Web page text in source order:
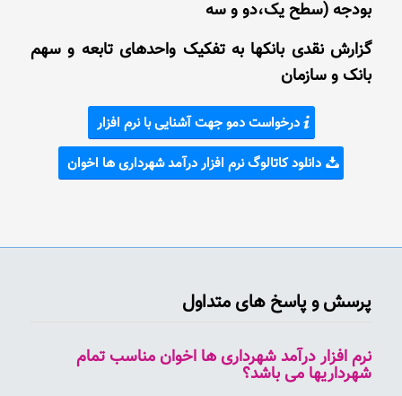
بودجه (سطح یک،دو و سه
گزارش نقدی بانکها به تفکیک واحدهای تابعه و سهم
بانک و سازمان
درخواست دمو جهت آشنایی با نرم افزار
دانلود کاتالوگ نرم افزار درآمد شهرداری ها اخوان
پرسش و پاسخ های متداول
نرم افزار درآمد شهرداری ها اخوان مناسب تمام
شهرداریها می باشد؟